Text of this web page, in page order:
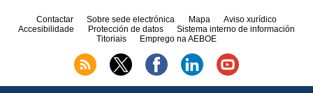
Contactar Sobre sede electrónica Mapa
Aviso xurídico
Accesibilidade
Protección de datos
Sistema interno de información
Titoriais
Emprego na AEBOE